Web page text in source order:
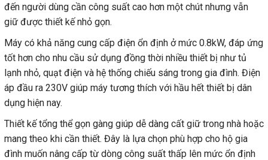
đến người dùng cần công suất cao hơn một chút nhưng vẫn
giữ được thiết kế nhỏ gọn.
Máy có khả năng cung cấp điện ổn định ở mức 0.8kW, đáp ứng
tốt hơn cho nhu cầu sử dụng đồng thời nhiều thiết bị như tủ
lạnh nhỏ, quạt điện và hệ thống chiếu sáng trong gia đình. Điện
áp đầu ra 230V giúp máy tương thích với hầu hết thiết bị dân
dụng hiện nay.
Thiết kế tổng thể gọn gàng giúp dễ dàng cất giữ trong nhà hoặc
mang theo khi cần thiết. Đây là lựa chọn phù hợp cho hộ gia
đình muốn nâng cấp từ dòng công suất thấp lên mức ổn định